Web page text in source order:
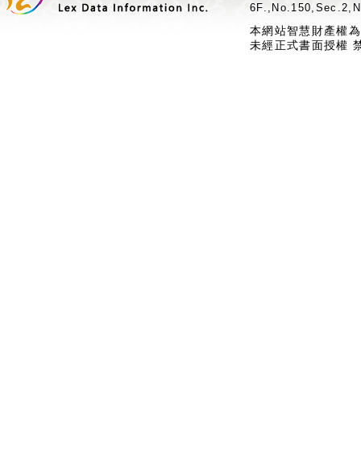
本網站智慧財產權
未經正式書面授權